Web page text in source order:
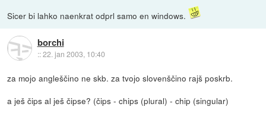
Sicer bi lahko naenkrat odprl samo en windows.
borchi
::22. jan 2003, 10:40
za mojo angleščino ne skb. za tvojo slovenščino rajš poskrb.
a ješ čips al ješ čipse? (čips - chips (plural) - chip (singular)